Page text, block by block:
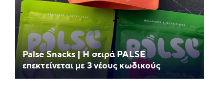
Palse Snacks | Η σειρά PALSE
επεκτείνεται με 3 νέους κωδικούς